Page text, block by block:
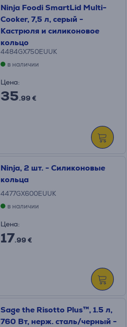
Ninja Foodi SmartLid Multi-
Cooker, 7,5 л, серый -
Кастрюля и силиконовое
кольцо
4484GX750EUUK
в наличии
Цена:
35.99 €
Ninja, 2 шт. - Силиконовые
кольца
4477GX600EUUK
в наличии
Цена:
17.99 €
Sage the Risotto Plus™, 1.5 л,
760 Вт, нерж. сталь/черный -